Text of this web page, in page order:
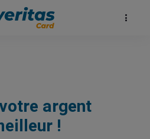
argent
!